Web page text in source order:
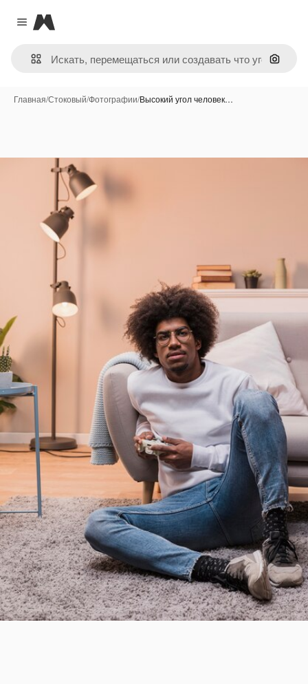
Close menu
Magnific
Поиск
Главная/Стоковый/Фотографии/Высокий угол человек…